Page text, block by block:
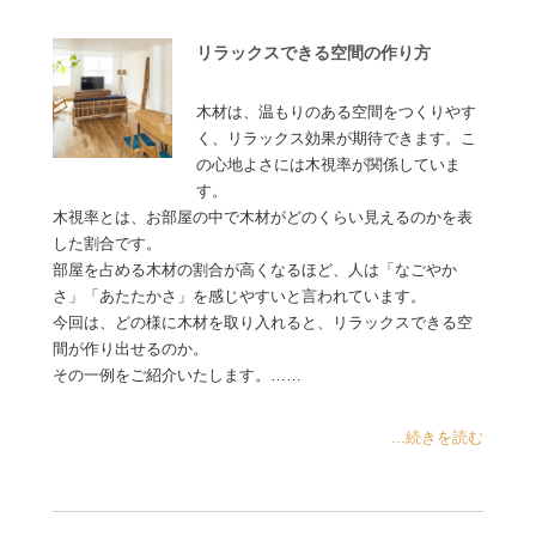
リラックスできる空間の作り方
木材は、温もりのある空間をつくりやす
く、リラックス効果が期待できます。こ
の心地よさには木視率が関係していま
す。
木視率とは、お部屋の中で木材がどのくらい見えるのかを表
した割合です。
部屋を占める木材の割合が高くなるほど、人は「なごやか
さ」「あたたかさ」を感じやすいと言われています。
今回は、どの様に木材を取り入れると、リラックスできる空
間が作り出せるのか。
その一例をご紹介いたします。……
...続きを読む